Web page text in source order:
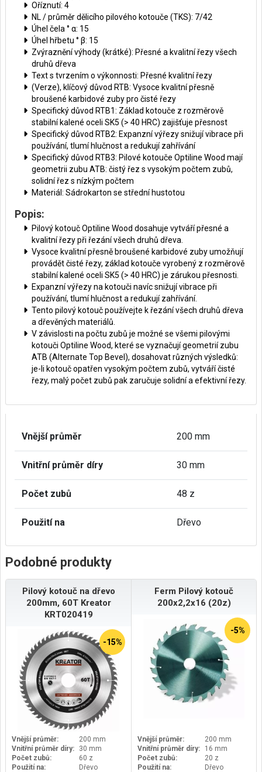
Oříznutí: 4
NL / průměr dělicího pilového kotouče (TKS): 7/42
Úhel čela ° α: 15
Úhel hřbetu ° β: 15
Zvýraznění výhody (krátké): Přesné a kvalitní řezy všech
druhů dřeva
Text s tvrzením o výkonnosti: Přesné kvalitní řezy
(Verze), klíčový důvod RTB: Vysoce kvalitní přesně
broušené karbidové zuby pro čisté řezy
Specifický důvod RTB1: Základ kotouče z rozměrově
stabilní kalené oceli SK5 (> 40 HRC) zajišťuje přesnost
Specifický důvod RTB2: Expanzní výřezy snižují vibrace při
používání, tlumí hlučnost a redukují zahřívání
Specifický důvod RTB3: Pilové kotouče Optiline Wood mají
geometrii zubu ATB: čistý řez s vysokým počtem zubů,
solidní řez s nízkým počtem
Materiál: Sádrokarton se střední hustotou
Popis:
Pilový kotouč Optiline Wood dosahuje vytváří přesné a
kvalitní řezy při řezání všech druhů dřeva.
Vysoce kvalitní přesně broušené karbidové zuby umožňují
provádět čisté řezy, základ kotouče vyrobený z rozměrově
stabilní kalené oceli SK5 (> 40 HRC) je zárukou přesnosti.
Expanzní výřezy na kotouči navíc snižují vibrace při
používání, tlumí hlučnost a redukují zahřívání.
Tento pilový kotouč používejte k řezání všech druhů dřeva
a dřevěných materiálů.
V závislosti na počtu zubů je možné se všemi pilovými
kotouči Optiline Wood, které se vyznačují geometrií zubu
ATB (Alternate Top Bevel), dosahovat různých výsledků:
je-li kotouč opatřen vysokým počtem zubů, vytváří čisté
řezy, malý počet zubů pak zaručuje solidní a efektivní řezy.
Vnější průměr 200 mm
Vnitřní průměr díry 30 mm
Počet zubů 48 z
Použití na Dřevo
Podobné produkty
Pilový kotouč na dřevo
200mm, 60T Kreator
KRT020419
-15%
Vnější průměr:
200 mm
Vnitřní průměr díry:
30 mm
Počet zubů:
60 z
Použití na:
Dřevo
Ferm Pilový kotouč
200x2,2x16 (20z)
-5%
Vnější průměr:
200 mm
Vnitřní průměr díry:
16 mm
Počet zubů:
20 z
Použití na:
Dřevo